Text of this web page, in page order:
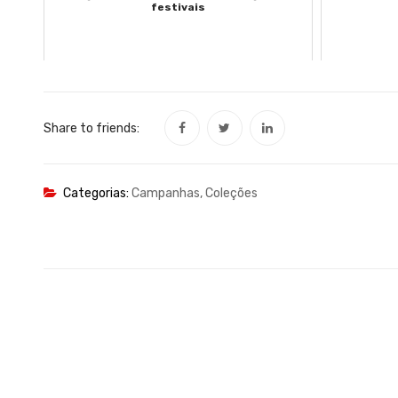
festivais
Share to friends:
Categorias: Campanhas,Coleções